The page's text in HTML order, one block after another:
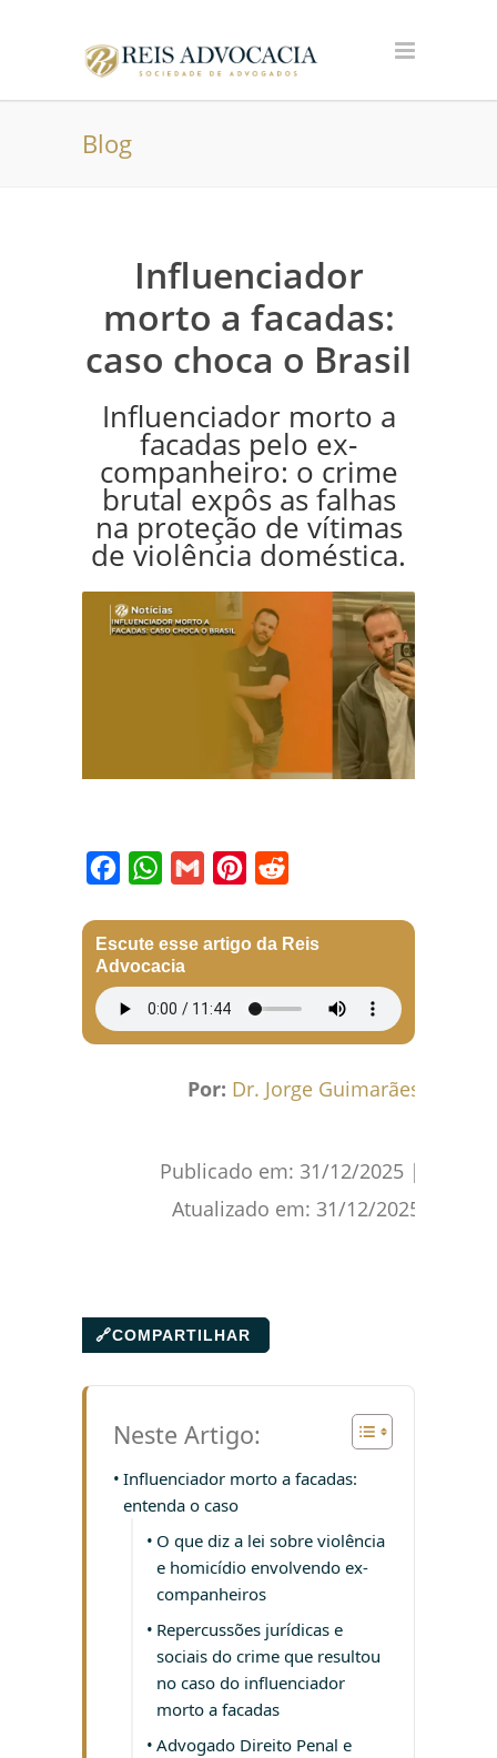
Blog
Influenciador
morto a facadas:
caso choca o Brasil
Influenciador morto a
facadas pelo ex-
companheiro: o crime
brutal expôs as falhas
na proteção de vítimas
de violência doméstica.
Escute esse artigo da Reis
Advocacia
Por: Dr. Jorge Guimarães
Publicado em: 31/12/2025 |
Atualizado em: 31/12/2025
🔗COMPARTILHAR
Neste Artigo:
Influenciador morto a facadas:
entenda o caso
O que diz a lei sobre violência
e homicídio envolvendo ex-
companheiros
Repercussões jurídicas e
sociais do crime que resultou
no caso do influenciador
morto a facadas
Advogado Direito Penal e